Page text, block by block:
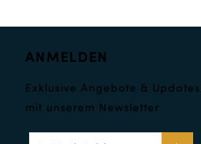
ANMELDEN
Exklusive Angebote & Updates
mit unserem Newsletter